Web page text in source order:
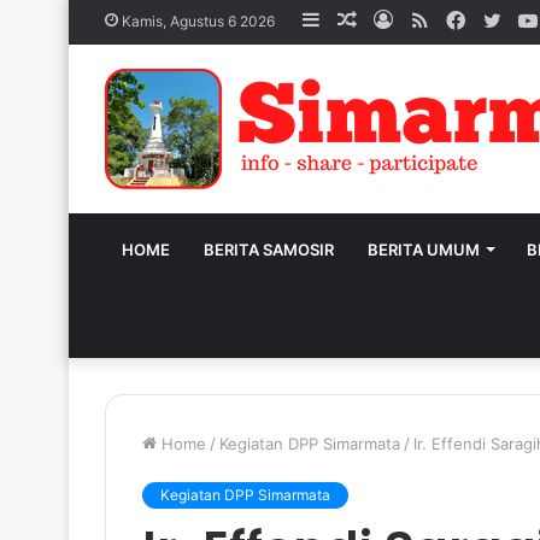
Kamis, Agustus 6 2026 Sidebar
Acak LogRSS
HOME BERITA SAMOSIR BERITA UMUM
Home / Kegiatan DPP Simarmata / Ir. Effendi
Kegiatan DPP Simarmata